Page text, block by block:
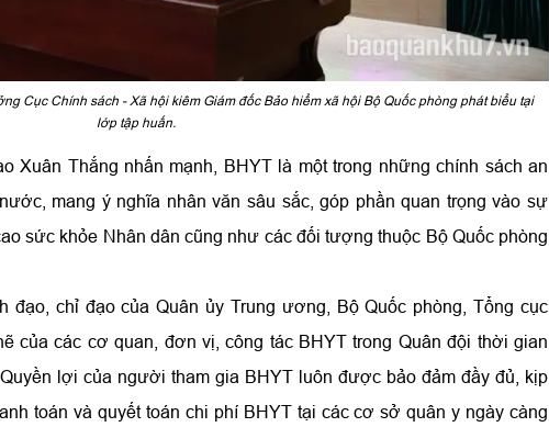
Cục Chính sách - Xã hội kiêm Giám đốc Bảo hiểm xã hội Bộ Quốc phòng phát biểu tại
lớp tập huấn.
Xuân Thắng nhấn mạnh, BHYT là một trong những chính sách an
mang ý nghĩa nhân văn sâu sắc, góp phần quan trọng vào sự
sức khỏe Nhân dân cũng như các đối tượng thuộc Bộ Quốc phòng
chỉ đạo của Quân ủy Trung ương, Bộ Quốc phòng, Tổng cục
của các cơ quan, đơn vị, công tác BHYT trong Quân đội thời gian
lợi của người tham gia BHYT luôn được bảo đảm đầy đủ, kịp
toán và quyết toán chi phí BHYT tại các cơ sở quân y ngày càng